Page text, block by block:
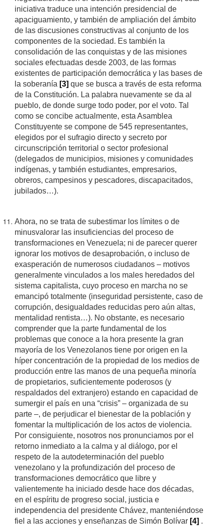
iniciativa traduce una intención presidencial de
apaciguamiento, y también de ampliación del ámbito
de las discusiones constructivas al conjunto de los
componentes de la sociedad. Es también la
consolidación de las conquistas y de las misiones
sociales efectuadas desde 2003, de las formas
existentes de participación democrática y las bases de
la soberanía [3] que se busca a través de esta reforma
de la Constitución. La palabra nuevamente se da al
pueblo, de donde surge todo poder, por el voto. Tal
como se concibe actualmente, esta Asamblea
Constituyente se compone de 545 representantes,
elegidos por el sufragio directo y secreto por
circunscripción territorial o sector profesional
(delegados de municipios, misiones y comunidades
indígenas, y también estudiantes, empresarios,
obreros, campesinos y pescadores, discapacitados,
jubilados…).
Ahora, no se trata de subestimar los límites o de
minusvalorar las insuficiencias del proceso de
transformaciones en Venezuela; ni de parecer querer
ignorar los motivos de desaprobación, o incluso de
exasperación de numerosos ciudadanos – motivos
generalmente vinculados a los males heredados del
sistema capitalista, cuyo proceso en marcha no se
emancipó totalmente (inseguridad persistente, caso de
corrupción, desigualdades reducidas pero aún altas,
mentalidad rentista…). No obstante, es necesario
comprender que la parte fundamental de los
problemas que conoce a la hora presente la gran
mayoría de los Venezolanos tiene por origen en la
híper concentración de la propiedad de los medios de
producción entre las manos de una pequeña minoría
de propietarios, suficientemente poderosos (y
respaldados del extranjero) estando en capacidad de
sumergir el país en una “crisis” – organizada de su
parte –, de perjudicar el bienestar de la población y
fomentar la multiplicación de los actos de violencia.
Por consiguiente, nosotros nos pronunciamos por el
retorno inmediato a la calma y al diálogo, por el
respeto de la autodeterminación del pueblo
venezolano y la profundización del proceso de
transformaciones democrático que libre y
valientemente ha iniciado desde hace dos décadas,
en el espíritu de progreso social, justicia e
independencia del presidente Chávez, manteniéndose
fiel a las acciones y enseñanzas de Simón Bolívar [4] .